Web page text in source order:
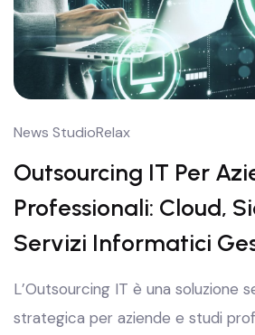
News StudioRelax
Outsourcing IT Per
Professionali: Cloud,
Servizi Informatici
L’Outsourcing IT è una soluzione
strategica per aziende e studi